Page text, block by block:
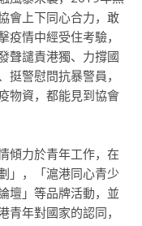
會上下同心合力，敢
情中經受住考驗，
聲譴責港獨、力撐國
警慰問抗暴警員，
物資，都能見到協會
傾力於青年工作，在
」，「滬港同心青少
壇」等品牌活動，並
年對國家的認同，